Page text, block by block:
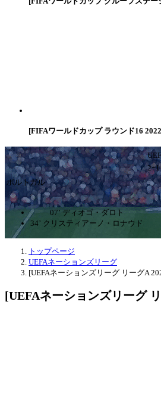
[FIFAワールドカップ ラウンド16
2ｰ1
ポルトガル
07’ ディオゴ・ダロト
34’ クリスティアーノ・ロナウド
トップページ
UEFAネーションズリーグ
[UEFAネーションズリーグ リーグA
[UEFAネーションズリーグ